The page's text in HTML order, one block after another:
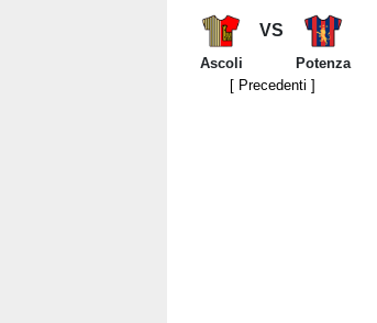
VS
Ascoli
Potenza
[ Precedenti ]